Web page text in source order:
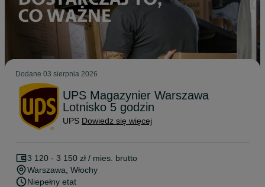
Dodane 03 sierpnia 2026
UPS Magazynier Warszawa
Lotnisko 5 godzin
UPS Dowiedz się więcej
3 120 - 3 150 zł / mies. brutto
Warszawa , Włochy
Niepełny etat